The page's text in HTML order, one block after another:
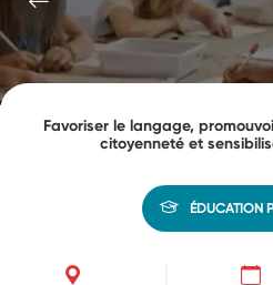
Favoriser le langage,
citoyenneté et
ÉDUCATION